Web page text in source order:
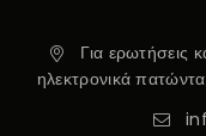
Για ερωτήσεις
ηλεκτρονικά